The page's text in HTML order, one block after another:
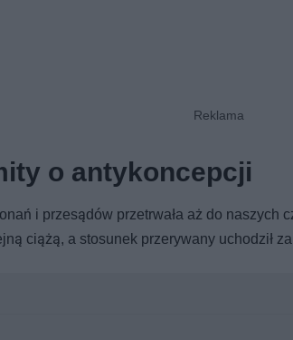
o antykoncepcji
i przesądów przetrwała aż do naszych
ciążą, a stosunek przerywany uchodził